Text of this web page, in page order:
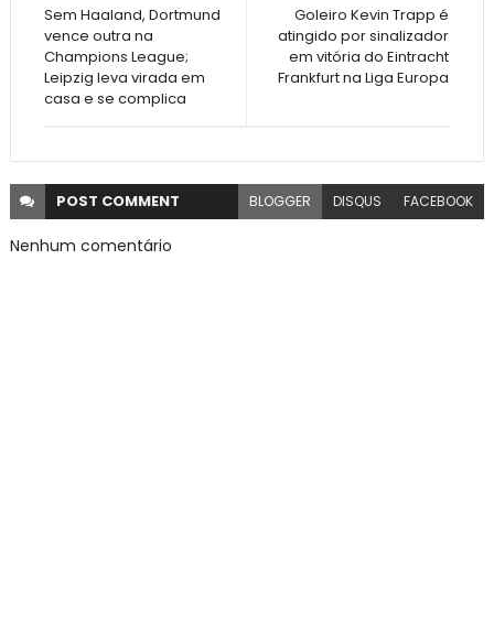
Goleiro Kevin Trapp é
atingido por sinalizador
em vitória do Eintracht
Frankfurt na Liga Europa
Sem Haaland, Dortmund
vence outra na
Champions League;
Leipzig leva virada em
casa e se complica
POST COMMENT BLOGGER DISQUS FACEBOOK
Nenhum comentário